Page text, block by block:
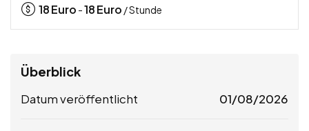
18Euro -18Euro / Stunde
Überblick
Datum veröffentlicht 01/08/2026